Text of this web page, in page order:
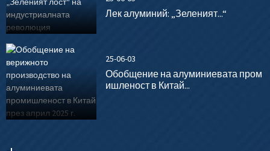
Лек алуминий: „Зеленият...“
25-06-03
Обобщение на алуминиевата пром
ишленост в Китай...